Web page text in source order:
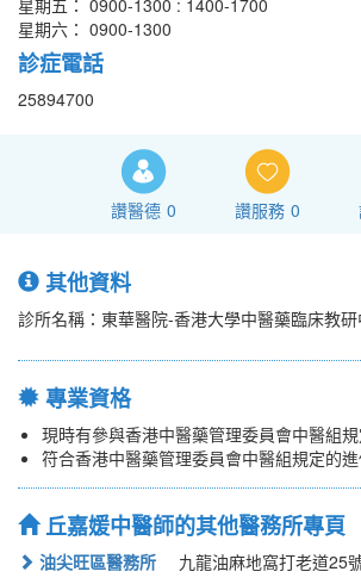
星期五： 0900-1300 : 1400-1700
星期六： 0900-1300
診症電話
25894700
讚醫德 0 讚服務 0
其他資料
診所名稱：東華醫院-香港大學中醫藥臨床教
專業資格
現時有參與香港中醫藥管理委員會中醫組
符合香港中醫藥管理委員會中醫組規定的
丘嘉媛中醫師的其他醫務所專頁
油尖旺區醫務所 九龍油麻地窩打老道25